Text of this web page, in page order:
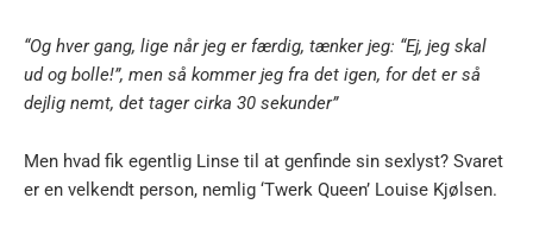
“Og hver gang, lige når jeg er færdig, tænker jeg: “Ej, jeg skal
ud og bolle!”, men så kommer jeg fra det igen, for det er så
dejlig nemt, det tager cirka 30 sekunder”
Men hvad fik egentlig Linse til at genfinde sin sexlyst? Svaret
er en velkendt person, nemlig ‘Twerk Queen’ Louise Kjølsen.